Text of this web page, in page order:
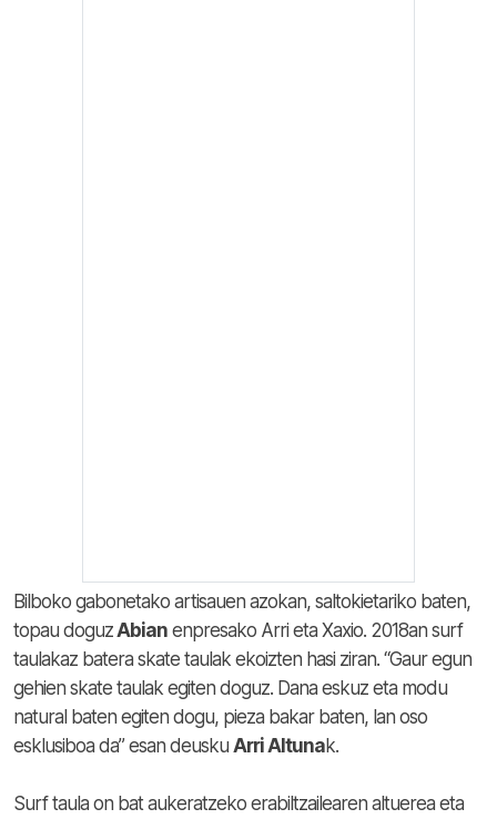
Bilboko gabonetako artisauen azokan, saltokietariko baten,
topau doguzAbian enpresako Arri eta Xaxio. 2018an surf
taulakaz batera skate taulak ekoizten hasi ziran. “Gaur egun
gehien skate taulak egiten doguz. Dana eskuz eta modu
natural baten egiten dogu, pieza bakar baten, lan oso
esklusiboa da” esan deusku Arri Altunak.
Surf taula on bat aukeratzeko erabiltzailearen altuerea eta